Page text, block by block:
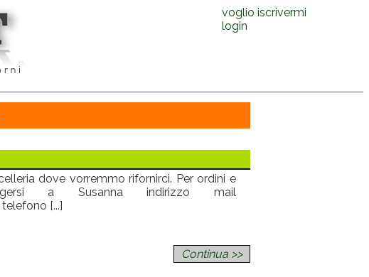
voglio iscrivermi
login
dove vorremmo rifornirci. Per ordini e
a Susanna indirizzo mail
[...]
Continua >>